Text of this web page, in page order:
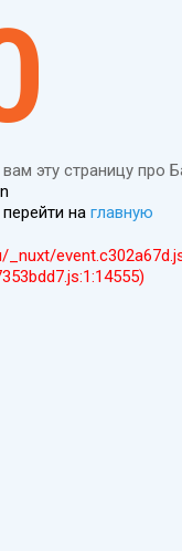
эту страницу про
на главную